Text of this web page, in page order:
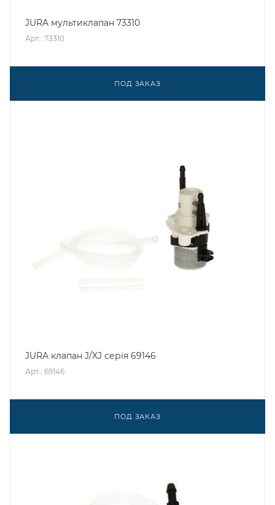
JURA мультиклапан 73310
Арт.: 73310
ПОД ЗАКАЗ
JURA клапан J/XJ серія 69146
Арт.: 69146
ПОД ЗАКАЗ